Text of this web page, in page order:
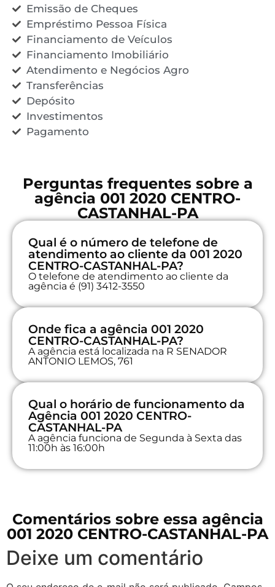
Emissão de Cheques
Empréstimo Pessoa Física
Financiamento de Veículos
Financiamento Imobiliário
Atendimento e Negócios Agro
Transferências
Depósito
Investimentos
Pagamento
Perguntas frequentes sobre a
agência 001 2020 CENTRO-
CASTANHAL-PA
Qual é o número de telefone de
atendimento ao cliente da 001 2020
CENTRO-CASTANHAL-PA?
O telefone de atendimento ao cliente da
agência é (91) 3412-3550
Onde fica a agência 001 2020
CENTRO-CASTANHAL-PA?
A agência está localizada na R SENADOR
ANTONIO LEMOS, 761
Qual o horário de funcionamento da
Agência 001 2020 CENTRO-
CASTANHAL-PA
A agência funciona de Segunda à Sexta das
11:00h às 16:00h
Comentários sobre essa agência
001 2020 CENTRO-CASTANHAL-PA
Deixe um comentário